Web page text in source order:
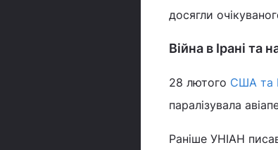
досягли
Війна в Ірані та
28 лютого США та
паралізувала
Раніше УНІАН